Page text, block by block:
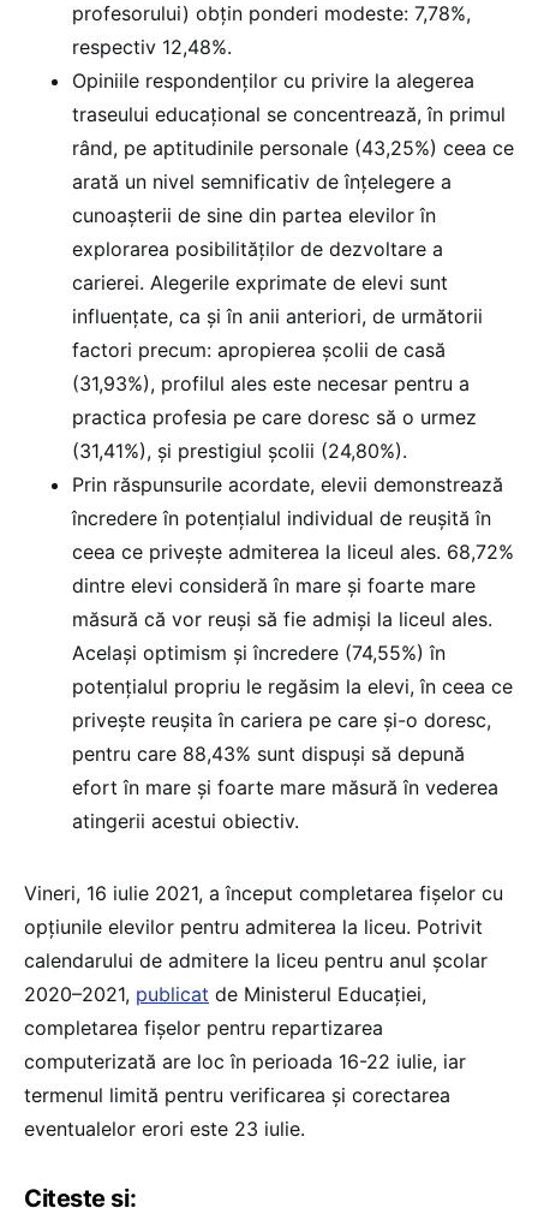
profesorului) obțin ponderi modeste: 7,78%,
respectiv 12,48%.
Opiniile respondenților cu privire la alegerea
traseului educațional se concentrează, în primul
rând, pe aptitudinile personale (43,25%) ceea ce
arată un nivel semnificativ de înțelegere a
cunoașterii de sine din partea elevilor în
explorarea posibilităților de dezvoltare a
carierei. Alegerile exprimate de elevi sunt
influențate, ca și în anii anteriori, de următorii
factori precum: apropierea școlii de casă
(31,93%), profilul ales este necesar pentru a
practica profesia pe care doresc să o urmez
(31,41%), și prestigiul școlii (24,80%).
Prin răspunsurile acordate, elevii demonstrează
încredere în potențialul individual de reușită în
ceea ce privește admiterea la liceul ales. 68,72%
dintre elevi consideră în mare și foarte mare
măsură că vor reuși să fie admiși la liceul ales.
Același optimism și încredere (74,55%) în
potențialul propriu le regăsim la elevi, în ceea ce
privește reușita în cariera pe care și-o doresc,
pentru care 88,43% sunt dispuși să depună
efort în mare și foarte mare măsură în vederea
atingerii acestui obiectiv.
Vineri, 16 iulie 2021, a început completarea fișelor cu
opțiunile elevilor pentru admiterea la liceu. Potrivit
calendarului de admitere la liceu pentru anul școlar
2020–2021, publicat de Ministerul Educației,
completarea fișelor pentru repartizarea
computerizată are loc în perioada 16-22 iulie, iar
termenul limită pentru verificarea și corectarea
eventualelor erori este 23 iulie.
Citește și: